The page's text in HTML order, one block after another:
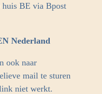
huis BE via Bpost
Nederland
ook naar
mail te sturen
niet werkt.